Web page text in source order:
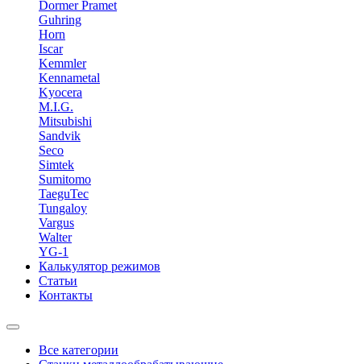
Dormer Pramet
Guhring
Horn
Iscar
Kemmler
Kennametal
Kyocera
M.I.G.
Mitsubishi
Sandvik
Seco
Simtek
Sumitomo
TaeguTec
Tungaloy
Vargus
Walter
YG-1
Калькулятор режимов
Статьи
Контакты
Все категории